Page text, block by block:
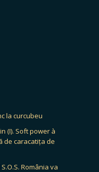
la curcubeu
(I). Soft power à
de caracatița de
S.O.S. România va